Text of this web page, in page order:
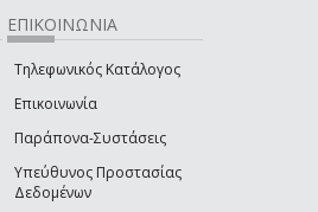
ΕΠΙΚΟΙΝΩΝΙΑ
Τηλεφωνικός Κατάλογος
Επικοινωνία
Παράπονα-Συστάσεις
Υπεύθυνος Προστασίας
Δεδομένων